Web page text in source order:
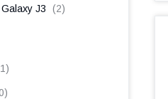
J3 2
1